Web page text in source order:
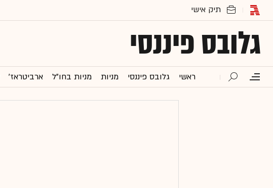
גלובס פיננסי
ראשי גלובס פיננסי מניות מניות בחו"ל ארביטראז'